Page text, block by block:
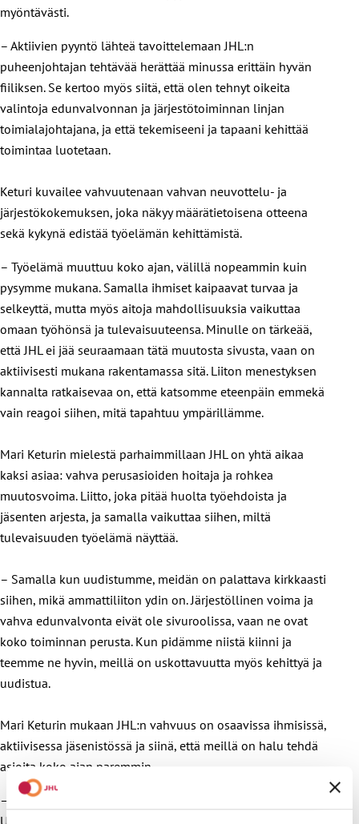
myöntävästi.
– Aktiivien pyyntö lähteä tavoittelemaan JHL:n
puheenjohtajan tehtävää herättää minussa erittäin hyvän
fiiliksen. Se kertoo myös siitä, että olen tehnyt oikeita
valintoja edunvalvonnan ja järjestötoiminnan linjan
toimialajohtajana, ja että tekemiseeni ja tapaani kehittää
toimintaa luotetaan.
Keturi kuvailee vahvuutenaan vahvan neuvottelu- ja
järjestökokemuksen, joka näkyy määrätietoisena otteena
sekä kykynä edistää työelämän kehittämistä.
– Työelämä muuttuu koko ajan, välillä nopeammin kuin
pysymme mukana. Samalla ihmiset kaipaavat turvaa ja
selkeyttä, mutta myös aitoja mahdollisuuksia vaikuttaa
omaan työhönsä ja tulevaisuuteensa. Minulle on tärkeää,
että JHL ei jää seuraamaan tätä muutosta sivusta, vaan on
aktiivisesti mukana rakentamassa sitä. Liiton menestyksen
kannalta ratkaisevaa on, että katsomme eteenpäin emmekä
vain reagoi siihen, mitä tapahtuu ympärillämme.
Mari Keturin mielestä parhaimmillaan JHL on yhtä aikaa
kaksi asiaa: vahva perusasioiden hoitaja ja rohkea
muutosvoima. Liitto, joka pitää huolta työehdoista ja
jäsenten arjesta, ja samalla vaikuttaa siihen, miltä
tulevaisuuden työelämä näyttää.
– Samalla kun uudistumme, meidän on palattava kirkkaasti
siihen, mikä ammattiliiton ydin on. Järjestöllinen voima ja
vahva edunvalvonta eivät ole sivuroolissa, vaan ne ovat
koko toiminnan perusta. Kun pidämme niistä kiinni ja
teemme ne hyvin, meillä on uskottavuutta myös kehittyä ja
uudistua.
Mari Keturin mukaan JHL:n vahvuus on osaavissa ihmisissä,
aktiivisessa jäsenistössä ja siinä, että meillä on halu tehdä
asioita koko ajan paremmin.
– Yhdessä tekemisen pitää näkyä arjessa, ei vain puheissa.
Uskon vahvasti siihen, että kun tehdään yhdessä, tulee hyvä.